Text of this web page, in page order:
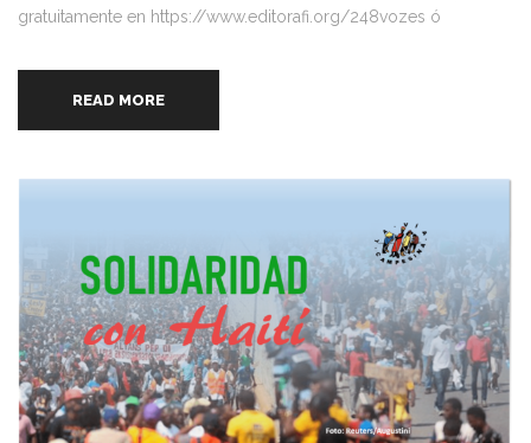
gratuitamente en https://www.editorafi.org/248vozes ó
READ MORE